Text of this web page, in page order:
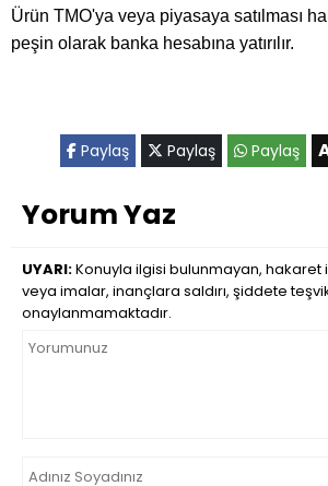
Ürün TMO'ya veya piyasaya satılması
peşin olarak banka hesabına yatırılır.
Paylaş Paylaş Paylaş
Yorum Yaz
UYARI:Konuyla ilgisi bulunmayan,
veya imalar, inançlara saldırı, şiddete
onaylanmamaktadır.